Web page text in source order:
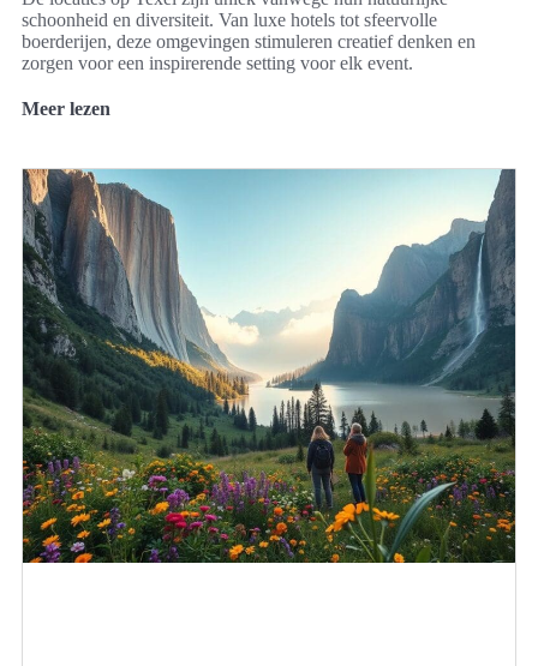
schoonheid en diversiteit. Van luxe hotels tot sfeervolle
boerderijen, deze omgevingen stimuleren creatief denken en
zorgen voor een inspirerende setting voor elk event.
Meer lezen